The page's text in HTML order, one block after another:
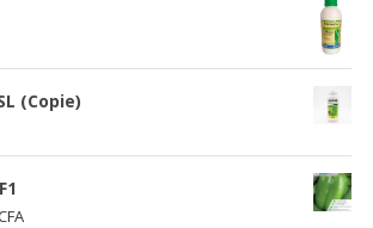
(Copie)
Plage